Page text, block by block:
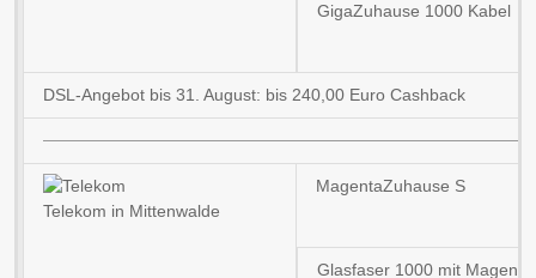
GigaZuhause 1000 Kabel
DSL-Angebot bis 31. August: bis 240,00 Euro Cashback
Telekom in Mittenwalde
MagentaZuhause S
Glasfaser 1000 mit